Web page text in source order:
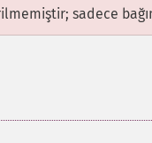
sadece